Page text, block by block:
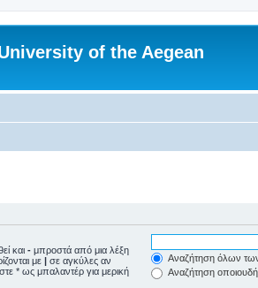
of the Aegean
και - μπροστά από μια λέξη
με | σε αγκύλες αν
* ως μπαλαντέρ για μερική
Αναζήτηση όλων
Αναζήτηση